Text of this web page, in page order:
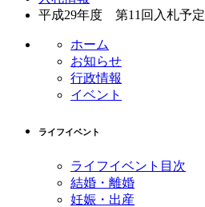
平成29年度 第11回入札予定
ホーム
お知らせ
行政情報
イベント
ライフイベント
ライフイベント目次
結婚・離婚
妊娠・出産